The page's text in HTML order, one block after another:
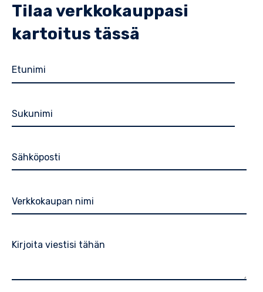
Tilaa verkkokauppasi
kartoitus tässä